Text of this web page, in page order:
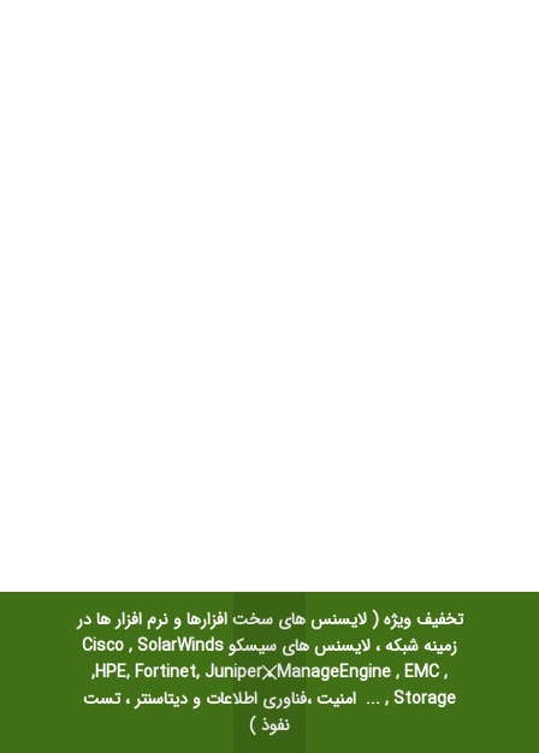
تخفیف ویژه ( لایسنس های سخت افزارها و نرم افزار ها در
زمینه شبکه ، لایسنس های سیسکو Cisco , SolarWinds
,HPE, Fortinet, Juniper ، ManageEngine , EMC ,
Storage , ... امنیت ،فناوری اطلاعات و دیتاسنتر ، تست
نفوذ )